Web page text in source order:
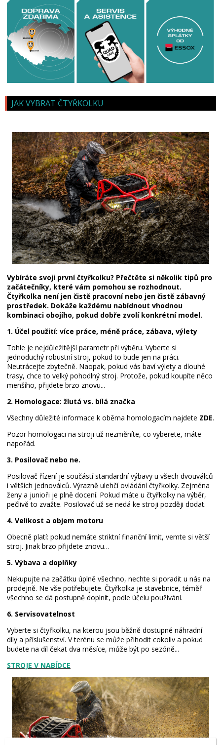
JAK VYBRAT ČTYŘKOLKU
Vybíráte svoji první čtyřkolku? Přečtěte si několik tipů pro
začátečníky, které vám pomohou se rozhodnout.
Čtyřkolka není jen čistě pracovní nebo jen čistě zábavný
prostředek. Dokáže každému nabídnout vhodnou
kombinaci obojího, pokud dobře zvolí konkrétní model.
1. Účel použití: více práce, méně práce, zábava, výlety
Tohle je nejdůležitější parametr při výběru. Vyberte si
jednoduchý robustní stroj, pokud to bude jen na práci.
Neutrácejte zbytečně. Naopak, pokud vás baví výlety a dlouhé
trasy, chce to velký pohodlný stroj. Protože, pokud koupíte něco
menšího, přijdete brzo znovu...
2. Homologace: žlutá vs. bílá značka
Všechny důležité informace k oběma homologacím najdete ZDE.
Pozor homologaci na stroji už nezměníte, co vyberete, máte
napořád.
3. Posilovač nebo ne.
Posilovač řízení je součástí standardní výbavy u všech dvouválců
i větších jednoválců. Výrazně ulehčí ovládání čtyřkolky. Zejména
ženy a junioři je plně docení. Pokud máte u čtyřkolky na výběr,
pečlivě to zvažte. Posilovač už se nedá ke stroji později dodat.
4. Velikost a objem motoru
Obecně platí: pokud nemáte striktní finanční limit, vemte si větší
stroj. Jinak brzo přijdete znovu…
5. Výbava a doplňky
Nekupujte na začátku úplně všechno, nechte si poradit u nás na
prodejně. Ne vše potřebujete. Čtyřkolka je stavebnice, téměř
všechno se dá postupně doplnit, podle účelu používání.
6. Servisovatelnost
Vyberte si čtyřkolku, na kterou jsou běžně dostupné náhradní
díly a příslušenství. V terénu se může přihodit cokoliv a pokud
budete na díl čekat dva měsíce, může být po sezóně...
STROJE V NABÍDCE